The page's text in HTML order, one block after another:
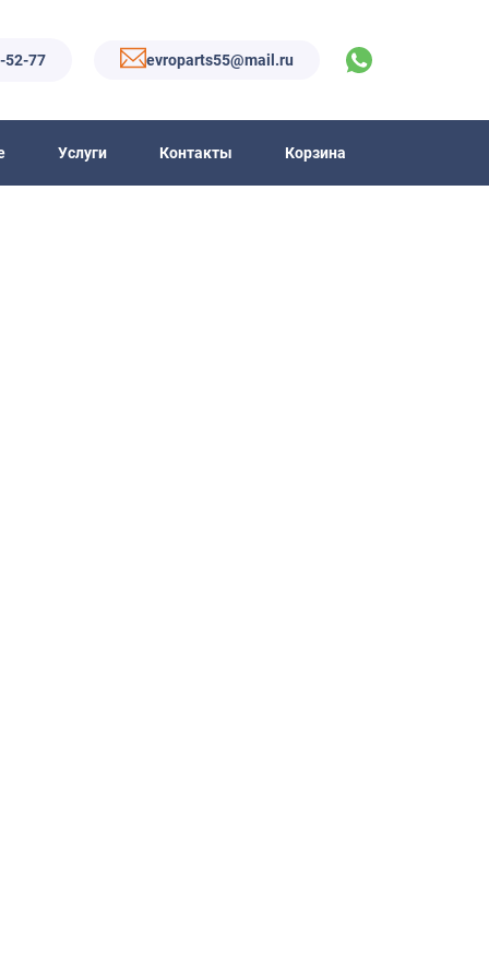
52-77 evroparts55@mail.ru
Услуги Контакты Корзина